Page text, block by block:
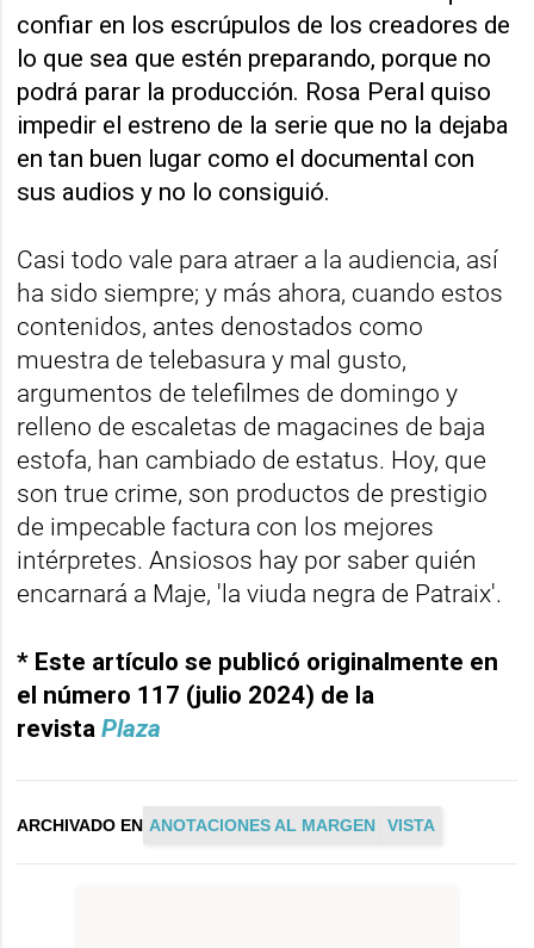
confiar en los escrúpulos de los creadores de
lo que sea que estén preparando, porque no
podrá parar la producción. Rosa Peral quiso
impedir el estreno de la serie que no la dejaba
en tan buen lugar como el documental con
sus audios y no lo consiguió.
Casi todo vale para atraer a la audiencia, así
ha sido siempre; y más ahora, cuando estos
contenidos, antes denostados como
muestra de telebasura y mal gusto,
argumentos de telefilmes de domingo y
relleno de escaletas de magacines de baja
estofa, han cambiado de estatus. Hoy, que
son true crime, son productos de prestigio
de impecable factura con los mejores
intérpretes. Ansiosos hay por saber quién
encarnará a Maje, 'la viuda negra de Patraix'.
* Este artículo se publicó originalmente en
el número 117 (julio 2024) de la
revistaPlaza
ARCHIVADO EN ANOTACIONES AL MARGEN VISTA